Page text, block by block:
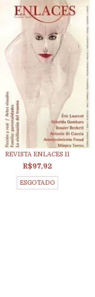
REVISTA ENLACES 11
R$97,92
ESGOTADO